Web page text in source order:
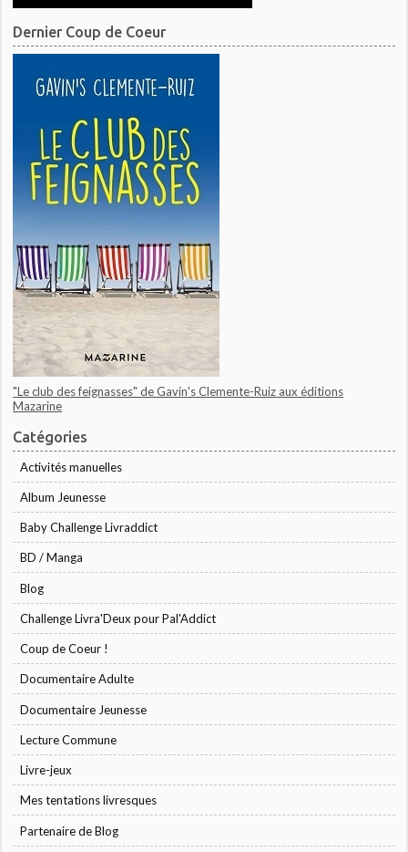
Dernier Coup de Coeur
"Le club des feignasses" de Gavin's Clemente-Ruiz aux éditions
Mazarine
Catégories
Activités manuelles
Album Jeunesse
Baby Challenge Livraddict
BD / Manga
Blog
Challenge Livra'Deux pour Pal'Addict
Coup de Coeur !
Documentaire Adulte
Documentaire Jeunesse
Lecture Commune
Livre-jeux
Mes tentations livresques
Partenaire de Blog